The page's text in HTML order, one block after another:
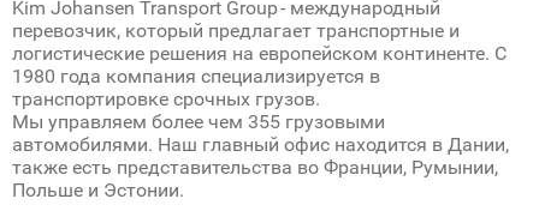
Kim Johansen Transport Group - международный
перевозчик, который предлагает транспортные и
логистические решения на европейском континенте. С
1980 года компания специализируется в
транспортировке срочных грузов.
Мы управляем более чем 355 грузовыми
автомобилями. Наш главный офис находится в Дании,
также есть представительства во Франции, Румынии,
Польше и Эстонии.